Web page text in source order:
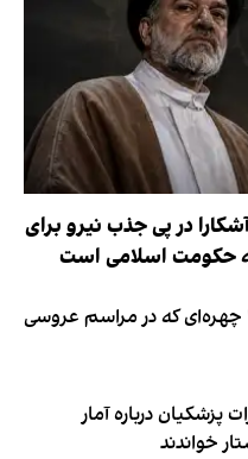
در پی جذب نیرو برای
حکومت اسلامی است
لیست ممنوعه کریستیانو؛ ۱۰ چهره‌ای که در مراسم عروسی
پزشکیان درباره آمار
خواندند